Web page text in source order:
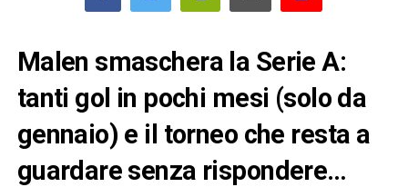
Malen smaschera la Serie A:
tanti gol in pochi mesi (solo da
gennaio) e il torneo che resta a
guardare senza rispondere…